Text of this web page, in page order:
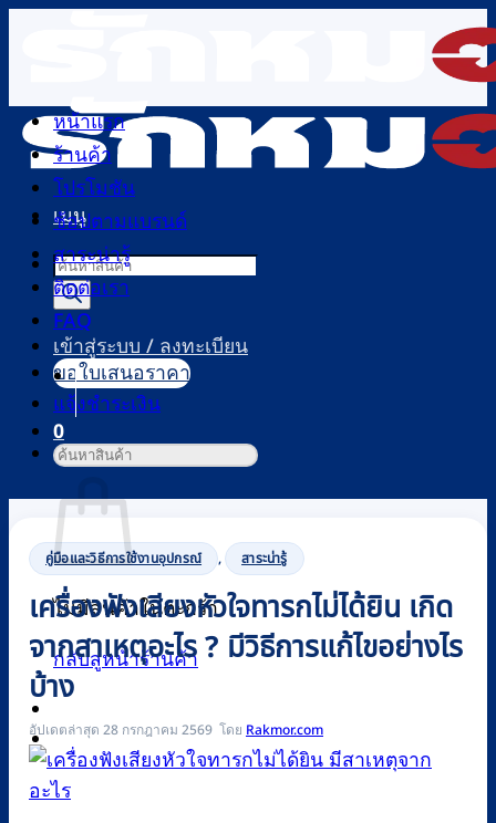
เนื้อหา
เมนู
Products
search
เข้าสู่ระบบ / ลงทะเบียน
0
ตะกร้าสินค้า
ไม่มีสินค้าในตะกร้า
กลับสู่หน้าร้านค้า
0
หน้าแรก
ร้านค้า
โปรโมชัน
ช้อปตามแบรนด์
สาระน่ารู้
ติดต่อเรา
FAQ
ขอใบเสนอราคา
แจ้งชำระเงิน
ค้นหา:
คู่มือและวิธีการใช้งานอุปกรณ์ , สาระน่ารู้
เครื่องฟังเสียงหัวใจทารกไม่ได้ยิน เกิด
จากสาเหตุอะไร ? มีวิธีการแก้ไขอย่างไร
บ้าง
อัปเดตล่าสุด 28 กรกฎาคม 2569 Rakmor.com